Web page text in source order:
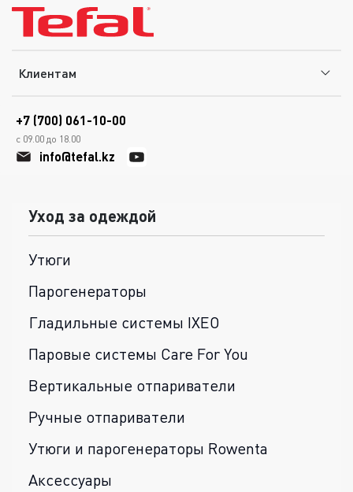
Клиентам
+7 (700) 061-10-00
с 09.00 до 18.00
info@tefal.kz
Уход за одеждой
Утюги
Парогенераторы
Гладильные системы IXEO
Паровые системы Care For You
Вертикальные отпариватели
Ручные отпариватели
Утюги и парогенераторы Rowenta
Аксессуары